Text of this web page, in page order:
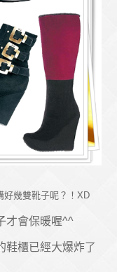
好幾雙靴子呢？！XD
才會保暖喔^^
鞋櫃已經大爆炸了